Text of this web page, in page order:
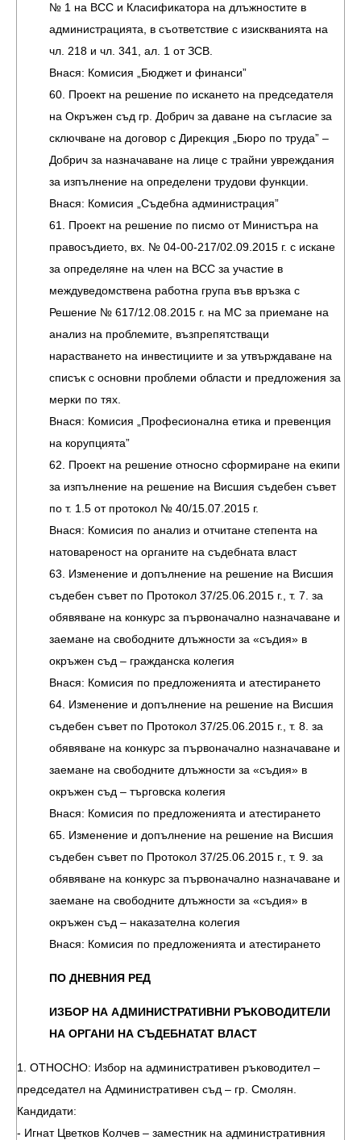
№ 1 на ВСС и Класификатора на длъжностите в
администрацията, в съответствие с изискванията на
чл. 218 и чл. 341, ал. 1 от ЗСВ.
Внася: Комисия „Бюджет и финанси”
60. Проект на решение по искането на председателя
на Окръжен съд гр. Добрич за даване на съгласие за
сключване на договор с Дирекция „Бюро по труда” –
Добрич за назначаване на лице с трайни увреждания
за изпълнение на определени трудови функции.
Внася: Комисия „Съдебна администрация”
61. Проект на решение по писмо от Министъра на
правосъдието, вх. № 04-00-217/02.09.2015 г. с искане
за определяне на член на ВСС за участие в
междуведомствена работна група във връзка с
Решение № 617/12.08.2015 г. на МС за приемане на
анализ на проблемите, възпрепятстващи
нарастването на инвестициите и за утвърждаване на
списък с основни проблеми области и предложения за
мерки по тях.
Внася: Комисия „Професионална етика и превенция
на корупцията”
62. Проект на решение относно сформиране на екипи
за изпълнение на решение на Висшия съдебен съвет
по т. 1.5 от протокол № 40/15.07.2015 г.
Внася: Комисия по анализ и отчитане степента на
натовареност на органите на съдебната власт
63. Изменение и допълнение на решение на Висшия
съдебен съвет по Протокол 37/25.06.2015 г., т. 7. за
обявяване на конкурс за първоначално назначаване и
заемане на свободните длъжности за «съдия» в
окръжен съд – гражданска колегия
Внася: Комисия по предложенията и атестирането
64. Изменение и допълнение на решение на Висшия
съдебен съвет по Протокол 37/25.06.2015 г., т. 8. за
обявяване на конкурс за първоначално назначаване и
заемане на свободните длъжности за «съдия» в
окръжен съд – търговска колегия
Внася: Комисия по предложенията и атестирането
65. Изменение и допълнение на решение на Висшия
съдебен съвет по Протокол 37/25.06.2015 г., т. 9. за
обявяване на конкурс за първоначално назначаване и
заемане на свободните длъжности за «съдия» в
окръжен съд – наказателна колегия
Внася: Комисия по предложенията и атестирането
ПО ДНЕВНИЯ РЕД
ИЗБОР НА АДМИНИСТРАТИВНИ РЪКОВОДИТЕЛИ
НА ОРГАНИ НА СЪДЕБНАТАТ ВЛАСТ
1. ОТНОСНО: Избор на административен ръководител –
председател на Административен съд – гр. Смолян.
Кандидати:
- Игнат Цветков Колчев – заместник на административния